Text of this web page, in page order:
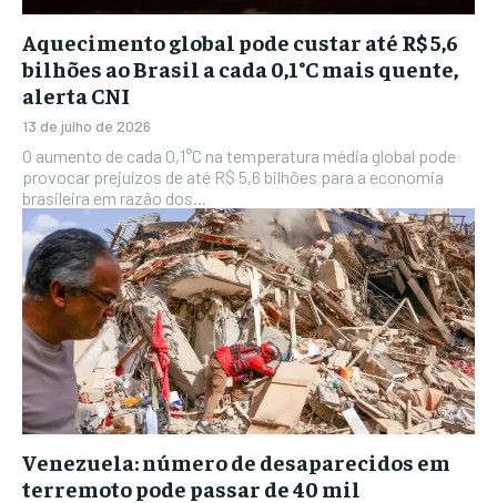
Aquecimento global pode custar até R$ 5,6
bilhões ao Brasil a cada 0,1°C mais quente,
alerta CNI
13 de julho de 2026
O aumento de cada 0,1°C na temperatura média global pode
provocar prejuízos de até R$ 5,6 bilhões para a economia
brasileira em razão dos...
Venezuela: número de desaparecidos em
terremoto pode passar de 40 mil